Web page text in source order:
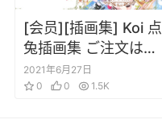
[会员][插画集] Koi 点
兔插画集 ご注文はう
さぎですか？ Café
du Soleil
2021年6月27日
0
0 1.5K